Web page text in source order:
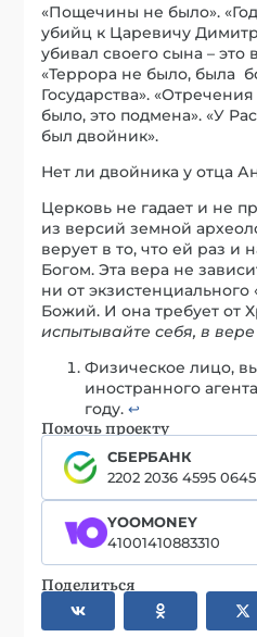
«Пощечины не было».
убийц к Царевичу
убивал своего сына – это
«Террора не было, была
Государства».
было, это подмена». «У
был двойник».
Нет ли двойника у отца
Церковь не гадает и не
из версий земной
верует в то, что ей раз и
Богом. Эта вера не
ни от экзистенциального
Божий. И она требует от
испытывайте себя, в
Физическое лицо,
иностранного
году.↩︎
Помочь проекту
СБЕРБАНК
2202 2036 4595 0645
YOOMONEY
41001410883310
Поделиться